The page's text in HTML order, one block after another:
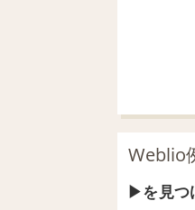
Weblio
を見つ